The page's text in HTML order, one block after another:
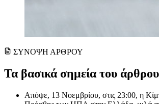
ΣΥΝΟΨΗ ΑΡΘΡΟΥ
Τα βασικά σημεία του άρθρου
Απόψε, 13 Νοεμβρίου, στις 23:00, η